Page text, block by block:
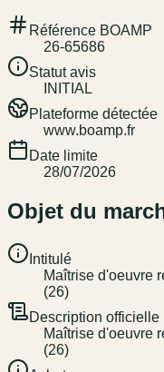
Référence BOAMP
26-65686
Statut avis
INITIAL
Plateforme détectée
www.boamp.fr
Date limite
28/07/2026
Objet du
Intitulé
Maîtrise d'oeuvre
(26)
Description officielle
Maîtrise d'oeuvre
(26)